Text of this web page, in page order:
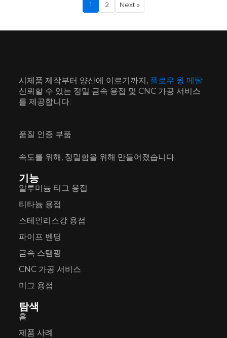
1 2 Next »
시제품 제작부터 양산에 이르기까지, 플로우 윙 메탈
신뢰할 수 있는 정밀 금속 용접 및 CNC 가공 서비스
를 제공합니다.
품질 인증 부품
속도를 위해, 정밀함을 위해 만들어졌습니다.
기능
알루미늄 티그 용접
티타늄 용접
스테인리스강 용접
파이프 벤딩
금속 스탬핑
CNC 가공 서비스
미그 용접
탐색
홈
제품 사례